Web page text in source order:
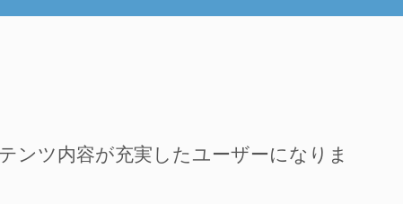
ンツ内容が充実したユーザーになりま